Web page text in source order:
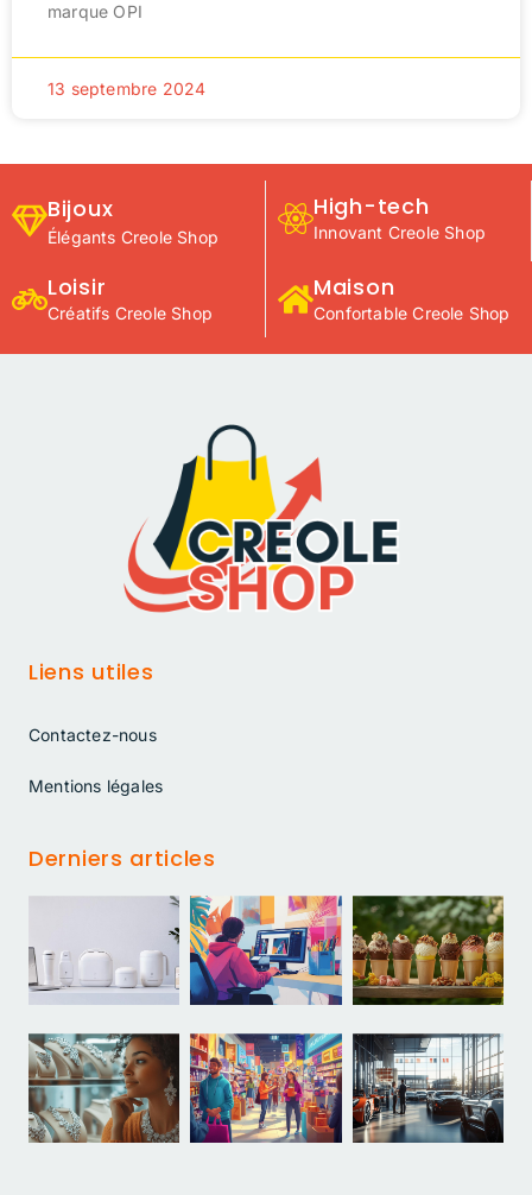
marque OPI
13 septembre 2024
Bijoux
Élégants Creole Shop
High-tech
Innovant Creole Shop
Loisir
Créatifs Creole Shop
Maison
Confortable Creole Shop
Liens utiles
Contactez-nous
Mentions légales
Derniers articles